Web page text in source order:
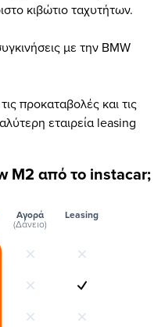
κιβώτιο ταχυτήτων.
με την BMW
προκαταβολές και τις
εταιρεία leasing
M2 από το instacar;
Αγορά
(Δάνειο)
Leasing